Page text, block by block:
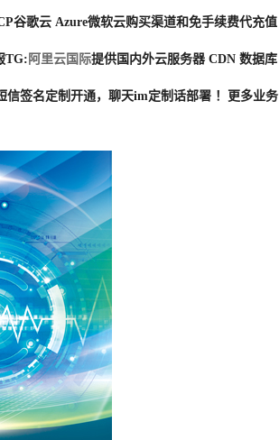
谷歌云 Azure微软云购买渠道和免手续费代充值
TG: 阿里云国际提供国内外云服务器 CDN 数据库
签名定制开通，聊天im定制话部署 ！更多业务